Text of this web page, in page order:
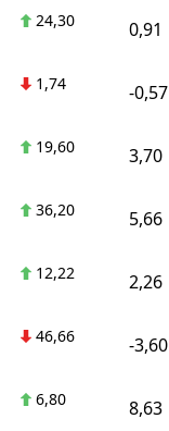
24,30 0,91
1,74 -0,57
19,60 3,70
36,20 5,66
12,22 2,26
46,66 -3,60
6,80 8,63